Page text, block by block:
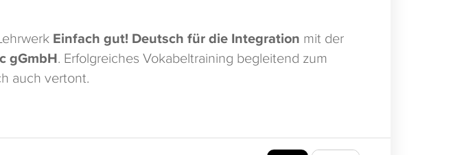
Einfach gut! Deutsch für die Integration mit der
gGmbH. Erfolgreiches Vokabeltraining begleitend zum
auch vertont.